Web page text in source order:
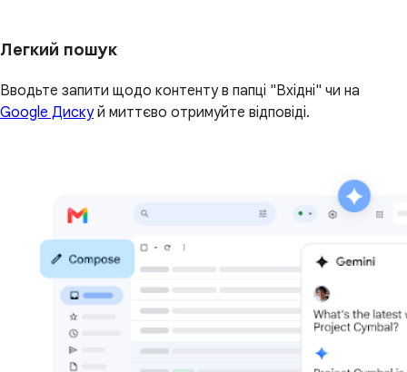
Легкий пошук
Вводьте запити щодо контенту в папці "Вхідні" чи на
Google Дискуй миттєво отримуйте відповіді.